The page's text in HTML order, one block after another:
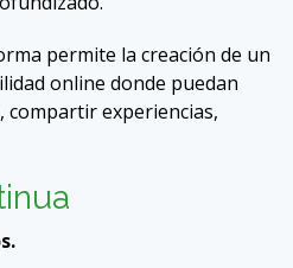
permite la creación de un
online donde puedan
experiencias,